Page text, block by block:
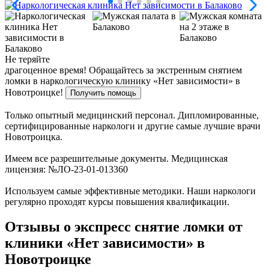
Не теряйте
драгоценное время! Обращайтесь за экстренным снятием
ломки в наркологическую клинику «Нет зависимости» в
Новотроицке!
Получить помощь
Только опытный медицинский персонал. Дипломированные,
сертифицированные наркологи и другие самые лучшие врачи
Новотроицка.
Имеем все разрешительные документы. Медицинская
лицензия: №ЛО-23-01-013360
Используем самые эффективные методики. Наши наркологи
регулярно проходят курсы повышения квалификации.
Отзывы о экспресс снятие ломки от
клиники «Нет зависимости» в
Новотроицке